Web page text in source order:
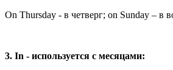
On Thursday - в четверг; on Sunday – в
3. In - используется с месяцами: